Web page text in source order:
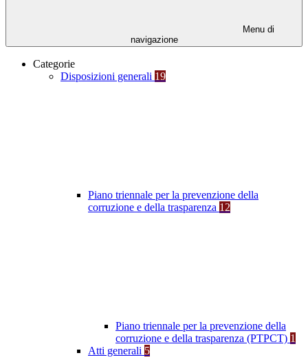
Menu di
navigazione
Categorie
Disposizioni generali 19
Piano triennale per la prevenzione della
corruzione e della trasparenza 12
Piano triennale per la prevenzione della
corruzione e della trasparenza (PTPCT) 1
Atti generali 5